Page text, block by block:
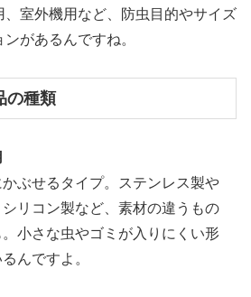
、室外機用など、防虫目的やサイズ
があるんですね。
の種類
ぶせるタイプ。ステンレス製や
リコン製など、素材の違うもの
小さな虫やゴミが入りにくい形
んですよ。